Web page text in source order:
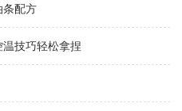
条配方
技巧轻松拿捏